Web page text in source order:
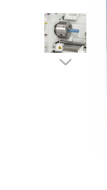
Strunguri pentru metal
Strunguri CNC
Strunguri cu cutie de viteze
Strunguri cu surub de ghidare